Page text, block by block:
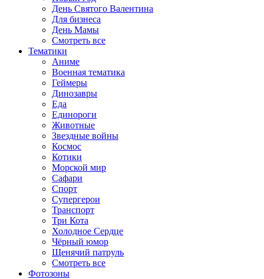
День Святого Валентина
Для бизнеса
День Мамы
Смотреть все
Тематики
Аниме
Военная тематика
Геймеры
Динозавры
Еда
Единороги
Животные
Звездные войны
Космос
Котики
Морской мир
Сафари
Спорт
Супергерои
Транспорт
Три Кота
Холодное Сердце
Чёрный юмор
Щенячий патруль
Смотреть все
Фотозоны